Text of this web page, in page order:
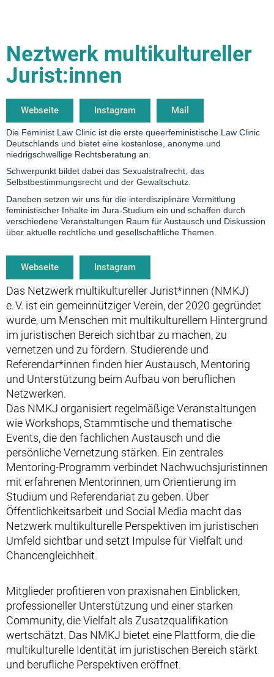
Neztwerk multikultureller
Jurist:innen
Webseite Instagram Mail
Die Feminist Law Clinic ist die erste queerfeministische Law Clinic
Deutschlands und bietet eine kostenlose, anonyme und
niedrigschwellige Rechtsberatung an.
Schwerpunkt bildet dabei das Sexualstrafrecht, das
Selbstbestimmungsrecht und der Gewaltschutz.
Daneben setzen wir uns für die interdisziplinäre Vermittlung
feministischer Inhalte im Jura-Studium ein und schaffen durch
verschiedene Veranstaltungen Raum für Austausch und Diskussion
über aktuelle rechtliche und gesellschaftliche Themen.
Webseite Instagram
Das Netzwerk multikultureller Jurist*innen (NMKJ)
e. V. ist ein gemeinnütziger Verein, der 2020 gegründet
wurde, um Menschen mit multikulturellem Hintergrund
im juristischen Bereich sichtbar zu machen, zu
vernetzen und zu fördern. Studierende und
Referendar*innen finden hier Austausch, Mentoring
und Unterstützung beim Aufbau von beruflichen
Netzwerken.
Das NMKJ organisiert regelmäßige Veranstaltungen
wie Workshops, Stammtische und thematische
Events, die den fachlichen Austausch und die
persönliche Vernetzung stärken. Ein zentrales
Mentoring‑Programm verbindet Nachwuchsjuristinnen
mit erfahrenen Mentorinnen, um Orientierung im
Studium und Referendariat zu geben. Über
Öffentlichkeitsarbeit und Social Media macht das
Netzwerk multikulturelle Perspektiven im juristischen
Umfeld sichtbar und setzt Impulse für Vielfalt und
Chancengleichheit.
Mitglieder profitieren von praxisnahen Einblicken,
professioneller Unterstützung und einer starken
Community, die Vielfalt als Zusatzqualifikation
wertschätzt. Das NMKJ bietet eine Plattform, die die
multikulturelle Identität im juristischen Bereich stärkt
und berufliche Perspektiven eröffnet.